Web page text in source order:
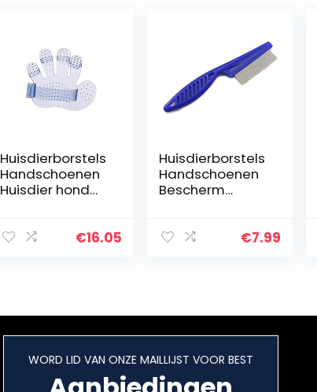
Huisdierborstels
Handschoenen
Huisdier hond
handschoen€16.05
Huisdierborstels
Handschoenen
Bescherm
Huisdier Rvs
€7.99
WORD LID VAN ONZE MAILLIJST VOOR BEST